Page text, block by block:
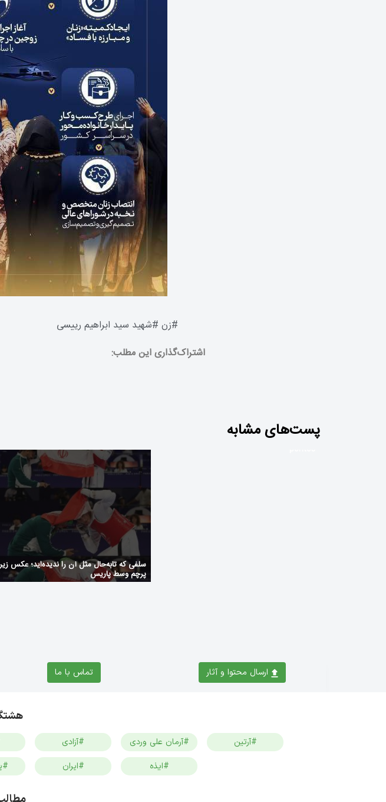
#زن #شهید سید ابراهیم رییسی
اشتراک‌گذاری این مطلب:
پست‌های مشابه
Aventura emocionante cruzando a
chicken road para garantir a
segurança do pintinho e acumular
سلفی که تابه‌حال مثل آن را ندیده‌اید؛ عکس
پرچم وسط پاریس
ارسال محتوا و آثار تماس با ما
#آرتین #آرمان علی وردی #آزادی
#ایذه
#ایران